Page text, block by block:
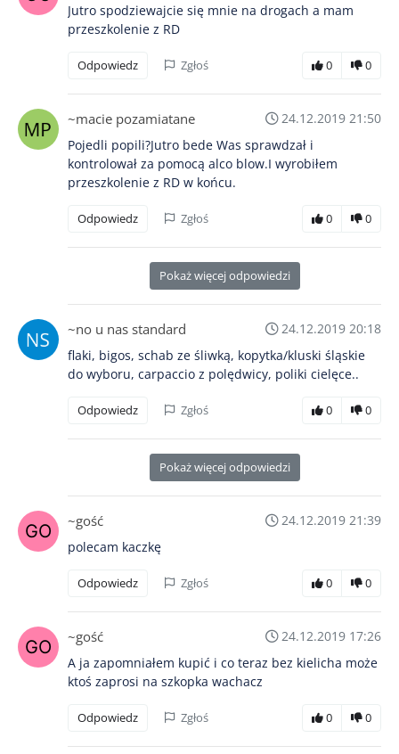
Jutro spodziewajcie się mnie na drogach a mam
przeszkolenie z RD
Odpowiedz Zgłoś 0 0
~macie pozamiatane
24.12.2019 21:50
Pojedli popili?Jutro bede Was sprawdzał i
kontrolował za pomocą alco blow.I wyrobiłem
przeszkolenie z RD w końcu.
Odpowiedz Zgłoś 0 0
Pokaż więcej odpowiedzi
~no u nas standard
24.12.2019 20:18
flaki, bigos, schab ze śliwką, kopytka/kluski śląskie
do wyboru, carpaccio z polędwicy, poliki cielęce..
Odpowiedz Zgłoś 0 0
Pokaż więcej odpowiedzi
~gość
24.12.2019 21:39
polecam kaczkę
Odpowiedz Zgłoś 0 0
~gość
24.12.2019 17:26
A ja zapomniałem kupić i co teraz bez kielicha może
ktoś zaprosi na szkopka wachacz
Odpowiedz Zgłoś 0 0